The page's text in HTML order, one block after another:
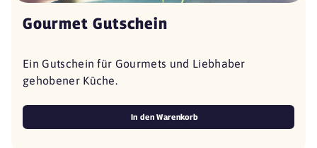
Gourmet Gutschein
Ein Gutschein für Gourmets und Liebhaber
gehobener Küche.
In den Warenkorb